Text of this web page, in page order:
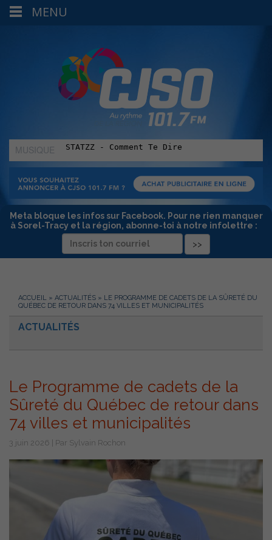
MUSIQUE
:
Meta bloque les infos sur Facebook. Pour ne rien manquer
à Sorel-Tracy et la région, abonne-toi à notre infolettre :
ACCUEIL » ACTUALITÉS » LE PROGRAMME DE CADETS DE LA SÛRETÉ DU
QUÉBEC DE RETOUR DANS 74 VILLES ET MUNICIPALITÉS
ACTUALITÉS
Le Programme de cadets de la
Sûreté du Québec de retour dans
74 villes et municipalités
3 juin 2026 | Par Sylvain Rochon
MENU